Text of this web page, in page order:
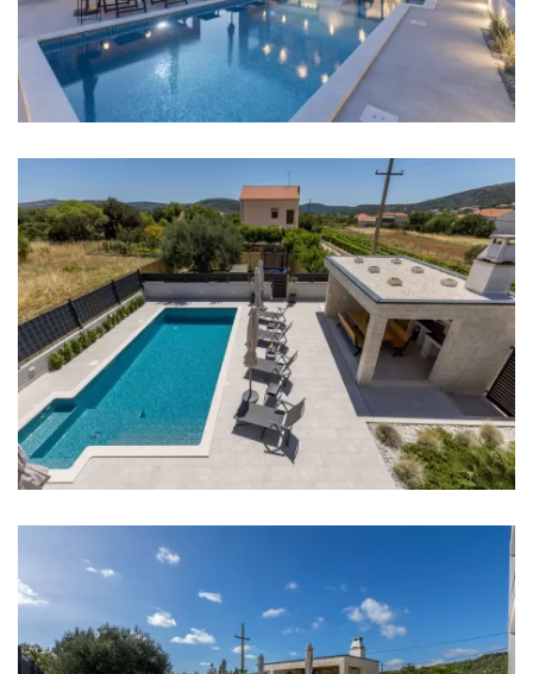
Restoran: 3 km
Kafić: 3 km
Centar grada: 3 km
Tržnica: 3 km
Zračna luka: 15 km
Sobe
Soba 1: Bračni krevet: 1
Soba 2: Bračni krevet: 1
Soba 3: Bračni krevet: 1